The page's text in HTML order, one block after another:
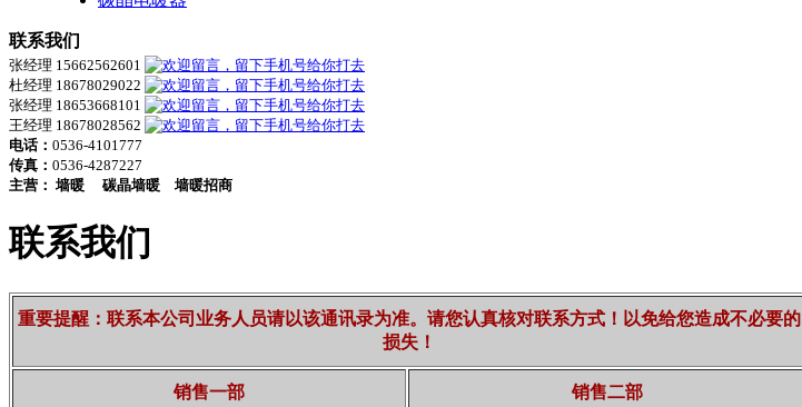
联系我们
张经理 15662562601
杜经理 18678029022
张经理 18653668101
王经理 18678028562
电话： 0536-4101777
传真： 0536-4287227
主营： 墙暖 碳晶墙暖 墙暖招商
联系我们
重要提醒：联系本公司业务人员请以该通讯录为准。请您认真核对联系方式！以免给您造成不必要的
损失！
销售一部 销售二部